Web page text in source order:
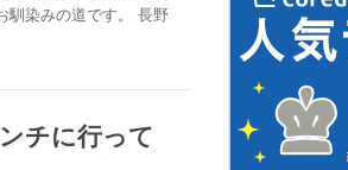
馴染みの道です。 長野
チに行って